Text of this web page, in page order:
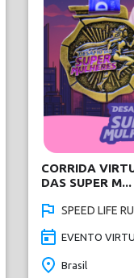
CORRIDA
DAS SUPER M...
SPEED LIFE
EVENTO
Brasil